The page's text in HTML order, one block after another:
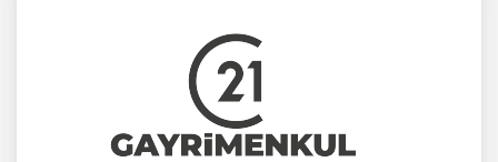
1. Hukuka ve Dürüstlük Kuralına Uygun
Kişisel Veri İşleme Faaliyetlerinde